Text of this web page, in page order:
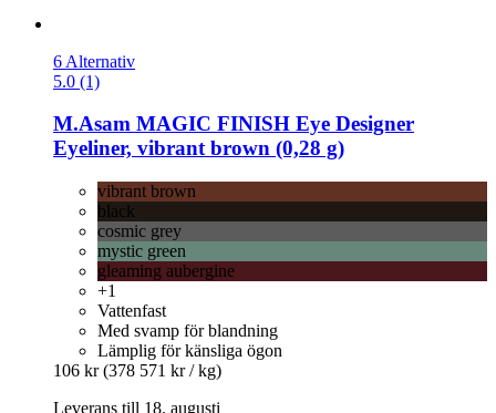
6 Alternativ
5.0 (1)
M.Asam MAGIC FINISH Eye Designer
Eyeliner, vibrant brown (0,28 g)
vibrant brown
black
cosmic grey
mystic green
gleaming aubergine
+1
Vattenfast
Med svamp för blandning
Lämplig för känsliga ögon
106 kr (378 571 kr / kg)
Leverans till 18. augusti